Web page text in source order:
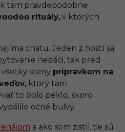
tam pravdepodobne
rituály, v ktorých
chatu. Jeden z hostí sa
nepáči, tak pred
steny prípravkom na
ktorý tam
to bolo peklo, skoro
očné buľvy.
a ako som zistil, tie sú